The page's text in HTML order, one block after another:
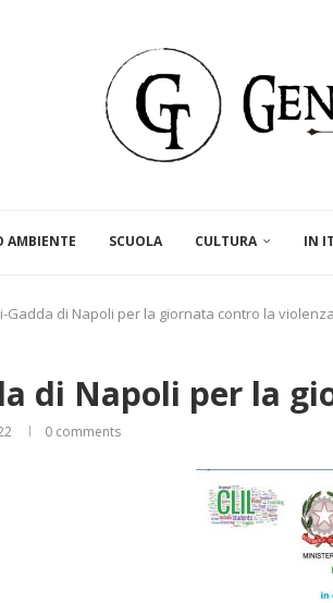
AMBIENTE SCUOLA CULTURA IN
Gadda di Napoli per la giornata contro la
di Napoli per la
0 comments